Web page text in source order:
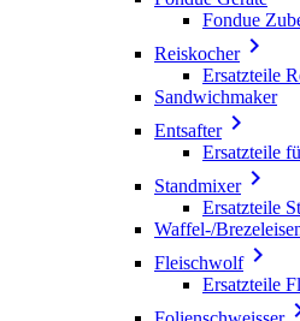
Fondue
Reiskocher
Ersatzteile
Sandwichmaker
Entsafter
Ersatzteile
Standmixer
Ersatzteile
Waffel-/
Fleischwolf
Ersatzteile